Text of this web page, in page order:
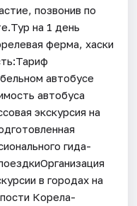
позвонив по
на 1 день
ферма, хаски
автобусе
автобуса
экскурсия на
гида-
в городах на
Корела-